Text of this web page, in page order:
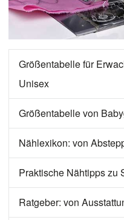
Größentabelle für
Unisex
Größentabelle von
Nählexikon: von
Praktische Nähtipps zu
Ratgeber: von